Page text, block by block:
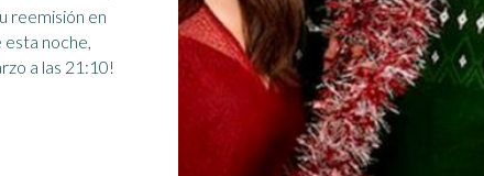
reemisión en
noche,
a las 21:10!